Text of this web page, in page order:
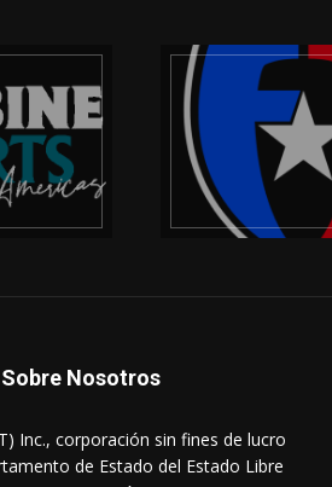
Sobre Nosotros
Inc., corporación sin fines de lucro
de Estado del Estado Libre